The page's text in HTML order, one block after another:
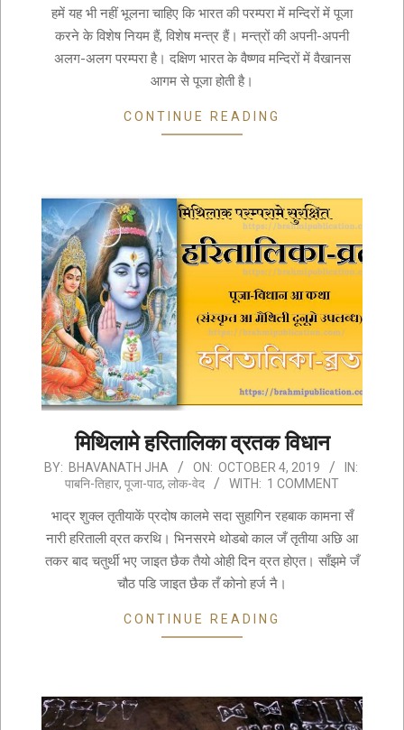
25हमें यह भी नहीं भूलना चाहिए कि भारत की परम्परा में मन्दिरों में पूजा
करने के विशेष नियम हैं, विशेष मन्त्र हैं। मन्त्रों की अपनी-अपनी
अलग-अलग परम्परा है। दक्षिण भारत के वैष्णव मन्दिरों में वैखानस
आगम से पूजा होती है।
CONTINUE READING
मिथिलामे हरितालिका व्रतक विधान
2019-
04
BY: BHAVANATH JHA ON: OCTOBER 4, 2019
IN:
पाबनि-तिहार, पूजा-पाठ, लोक-वेद WITH: 1 COMMENT
भाद्र शुक्ल तृतीयाकें प्रदोष कालमे सदा सुहागिन रहबाक कामना सँ
नारी हरिताली व्रत करथि। भिनसरमे थोडबो काल जँ तृतीया अछि आ
तकर बाद चतुर्थी भए जाइत छैक तैयो ओही दिन व्रत होएत। साँझमे जँ
चौठ पडि जाइत छैक तँ कोनो हर्ज नै।
CONTINUE READING